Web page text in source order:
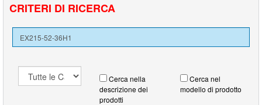
CRITERI DI RICERCA
Cerca nella
descrizione dei
prodotti
Cerca nel
modello di prodotto